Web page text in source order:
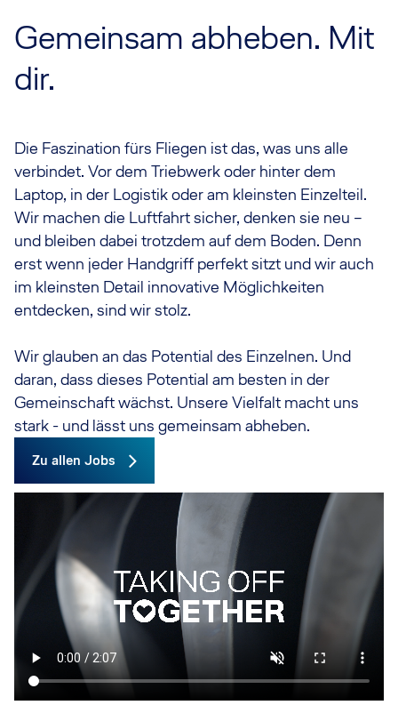
Gemeinsam abheben. Mit
dir.
Die Faszination fürs Fliegen ist das, was uns alle
verbindet. Vor dem Triebwerk oder hinter dem
Laptop, in der Logistik oder am kleinsten Einzelteil.
Wir machen die Luftfahrt sicher, denken sie neu –
und bleiben dabei trotzdem auf dem Boden. Denn
erst wenn jeder Handgriff perfekt sitzt und wir auch
im kleinsten Detail innovative Möglichkeiten
entdecken, sind wir stolz.
Wir glauben an das Potential des Einzelnen. Und
daran, dass dieses Potential am besten in der
Gemeinschaft wächst. Unsere Vielfalt macht uns
stark - und lässt uns gemeinsam abheben.
Zu allen Jobs